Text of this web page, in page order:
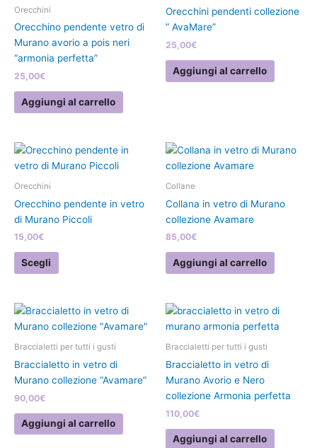
Orecchini
Orecchino pendente vetro di
Murano avorio a pois neri
“armonia perfetta”
25,00€
Aggiungi al carrello
Orecchini pendenti collezione
” AvaMare”
25,00€
Aggiungi al carrello
Orecchini
Orecchino pendente in vetro
di Murano Piccoli
15,00€
Scegli
Questo
prodotto
varianti.
essere
nella
pagina
prodotto
Collane
Collana in vetro di Murano
collezione Avamare
85,00€
Aggiungi al carrello
Braccialetti per tutti i gusti
Braccialetto in vetro di
Murano collezione “Avamare”
90,00€
Aggiungi al carrello
Braccialetti per tutti i gusti
Braccialetto in vetro di
Murano Avorio e Nero
collezione Armonia perfetta
110,00€
Aggiungi al carrello